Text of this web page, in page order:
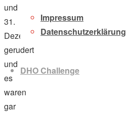
Impressum
Datenschutzerklärung
DHO Challenge
und
31.
Dezember
gerudert
und
es
waren
gar